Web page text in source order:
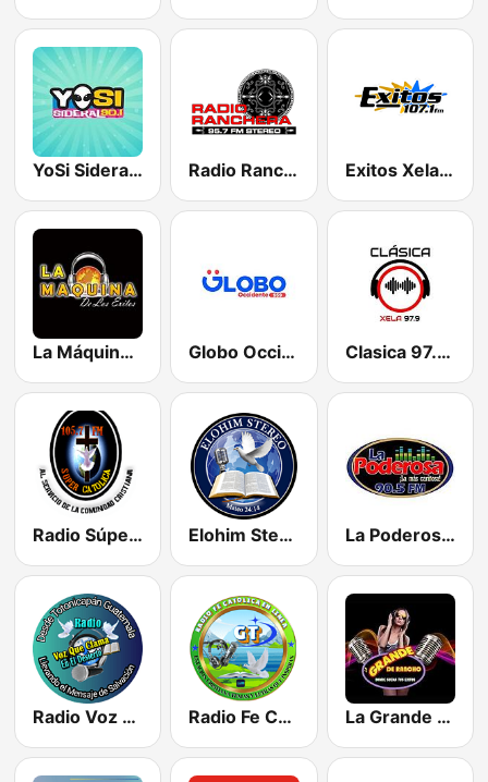
YoSi Sideral 90.1 FM Radio Ranchera Exitos Xela 107.1 FM
La Máquina de Los Exitos Globo Occidente Clasica 97.9 FM Quetzaltenango
Radio Súper Católica 105.7 FM Elohim Stereo La Poderosa 90.5 FM
Radio Voz que Clama en el Desierto Radio Fe Católica Tacana La Grande de Rancho